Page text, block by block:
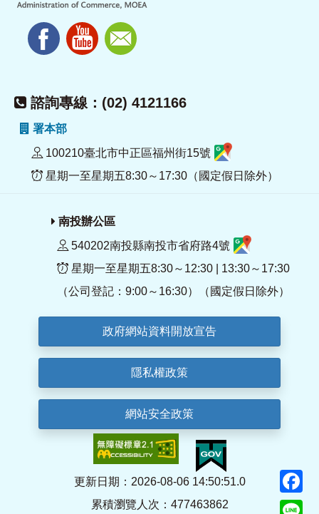
諮詢專線：(02) 4121166
署本部
100210臺北市中正區福州街15號
星期一至星期五8:30～17:30（國定假日除外）
南投辦公區
540202南投縣南投市省府路4號
星期一至星期五8:30～12:30 | 13:30～17:30
（公司登記：9:00～16:30）（國定假日除外）
政府網站資料開放宣告
隱私權政策
網站安全政策
更新日期：2026-08-06 14:50:51.0
累積瀏覽人次：477463862